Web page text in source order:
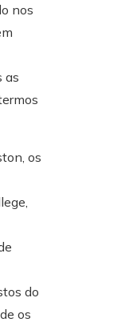
nos
as
os
do
os